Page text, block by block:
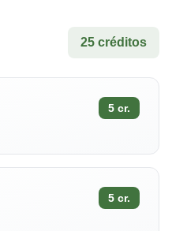
25 créditos
5 cr.
5 cr.